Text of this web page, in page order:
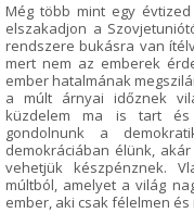
Még több mint egy
elszakadjon a
rendszere bukásra van
mert nem az emberek
ember hatalmának
a múlt árnyai időznek
küzdelem ma is tart és
gondolnunk a
demokráciában élünk,
vehetjük készpénznek.
múltból, amelyet a világ
ember, aki csak félelmen